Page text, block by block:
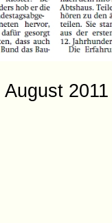
2011